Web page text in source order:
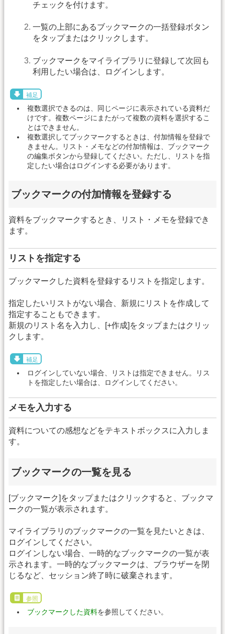
チェックを付けます。
一覧の上部にあるブックマークの一括登録ボタン
をタップまたはクリックします。
ブックマークをマイライブラリに登録して次回も
利用したい場合は、ログインします。
補足
複数選択できるのは、同じページに表示されている資料だ
けです。複数ページにまたがって複数の資料を選択するこ
とはできません。
複数選択してブックマークするときは、付加情報を登録で
きません。リスト・メモなどの付加情報は、ブックマーク
の編集ボタンから登録してください。ただし、リストを指
定したい場合はログインする必要があります。
ブックマークの付加情報を登録する
資料をブックマークするとき、リスト・メモを登録でき
ます。
リストを指定する
ブックマークした資料を登録するリストを指定します。
指定したいリストがない場合、新規にリストを作成して
指定することもできます。
新規のリスト名を入力し、[+作成]をタップまたはクリッ
クします。
補足
ログインしていない場合、リストは指定できません。リス
トを指定したい場合は、ログインしてください。
メモを入力する
資料についての感想などをテキストボックスに入力しま
す。
ブックマークの一覧を見る
[ブックマーク]をタップまたはクリックすると、ブックマ
ークの一覧が表示されます。
マイライブラリのブックマークの一覧を見たいときは、
ログインしてください。
ログインしない場合、一時的なブックマークの一覧が表
示されます。一時的なブックマークは、ブラウザーを閉
じるなど、セッション終了時に破棄されます。
参照
ブックマークした資料を参照してください。